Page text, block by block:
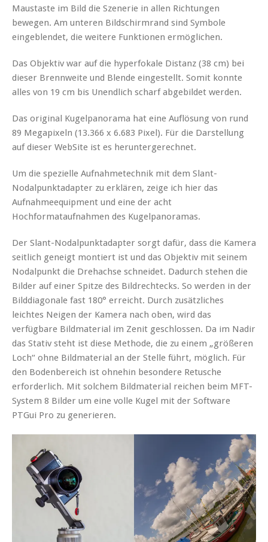
Maustaste im Bild die Szenerie in allen Richtungen
bewegen. Am unteren Bildschirmrand sind Symbole
eingeblendet, die weitere Funktionen ermöglichen.
Das Objektiv war auf die hyperfokale Distanz (38 cm) bei
dieser Brennweite und Blende eingestellt. Somit konnte
alles von 19 cm bis Unendlich scharf abgebildet werden.
Das original Kugelpanorama hat eine Auflösung von rund
89 Megapixeln (13.366 x 6.683 Pixel). Für die Darstellung
auf dieser WebSite ist es heruntergerechnet.
Um die spezielle Aufnahmetechnik mit dem Slant-
Nodalpunktadapter zu erklären, zeige ich hier das
Aufnahmeequipment und eine der acht
Hochformataufnahmen des Kugelpanoramas.
Der Slant-Nodalpunktadapter sorgt dafür, dass die Kamera
seitlich geneigt montiert ist und das Objektiv mit seinem
Nodalpunkt die Drehachse schneidet. Dadurch stehen die
Bilder auf einer Spitze des Bildrechtecks. So werden in der
Bilddiagonale fast 180° erreicht. Durch zusätzliches
leichtes Neigen der Kamera nach oben, wird das
verfügbare Bildmaterial im Zenit geschlossen. Da im Nadir
das Stativ steht ist diese Methode, die zu einem „größeren
Loch“ ohne Bildmaterial an der Stelle führt, möglich. Für
den Bodenbereich ist ohnehin besondere Retusche
erforderlich. Mit solchem Bildmaterial reichen beim MFT-
System 8 Bilder um eine volle Kugel mit der Software
PTGui Pro zu generieren.